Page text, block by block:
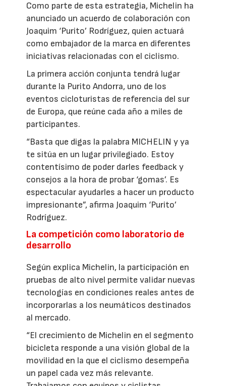
Como parte de esta estrategia, Michelin ha
anunciado un acuerdo de colaboración con
Joaquim ‘Purito’ Rodríguez, quien actuará
como embajador de la marca en diferentes
iniciativas relacionadas con el ciclismo.
La primera acción conjunta tendrá lugar
durante la Purito Andorra, uno de los
eventos cicloturistas de referencia del sur
de Europa, que reúne cada año a miles de
participantes.
“Basta que digas la palabra MICHELIN y ya
te sitúa en un lugar privilegiado. Estoy
contentísimo de poder darles feedback y
consejos a la hora de probar ‘gomas’. Es
espectacular ayudarles a hacer un producto
impresionante”, afirma Joaquim ‘Purito’
Rodríguez.
La competición como laboratorio de
desarrollo
Según explica Michelin, la participación en
pruebas de alto nivel permite validar nuevas
tecnologías en condiciones reales antes de
incorporarlas a los neumáticos destinados
al mercado.
“El crecimiento de Michelin en el segmento
bicicleta responde a una visión global de la
movilidad en la que el ciclismo desempeña
un papel cada vez más relevante.